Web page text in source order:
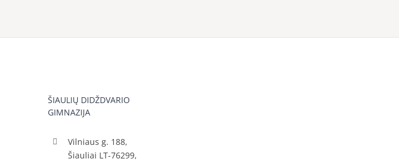
ŠIAULIŲ DIDŽDVARIO
GIMNAZIJA
Vilniaus g. 188,
Šiauliai LT-76299,